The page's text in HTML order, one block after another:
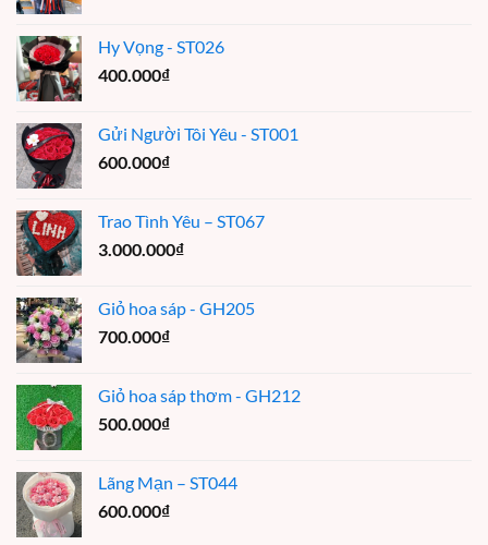
Hy Vọng - ST026
400.000₫
Gửi Người Tôi Yêu - ST001
600.000₫
Trao Tình Yêu – ST067
3.000.000₫
Giỏ hoa sáp - GH205
700.000₫
Giỏ hoa sáp thơm - GH212
500.000₫
Lãng Mạn – ST044
600.000₫